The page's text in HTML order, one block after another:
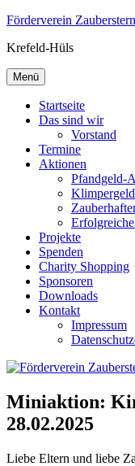
Zum
springen
Förderverein
Krefeld-Hüls
Menü
Startseite
Das sind wir
Vorstand
Termine
Aktionen
Pfandgeld-
Projekte
Spenden
Charity Shopping
Sponsoren
Downloads
Kontakt
Impressum
Miniaktion:
28.02.2025
Liebe Eltern und liebe